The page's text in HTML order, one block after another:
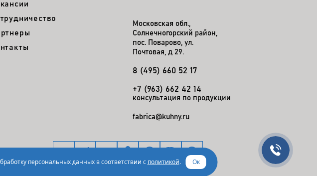
Московская обл.,
Солнечногорский район,
пос. Поварово, ул.
Почтовая, д 29.
8 (495) 660 52 17
+7 (963) 662 42 14
консультация по продукции
fabrica@kuhny.ru
персональных данных в соответствии с политикой. Ок